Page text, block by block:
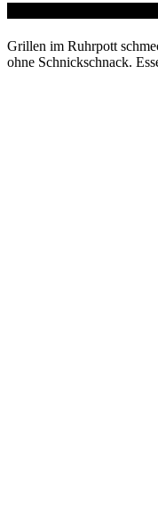
Grillen im Ruhrpott
ohne Schnickschnack.